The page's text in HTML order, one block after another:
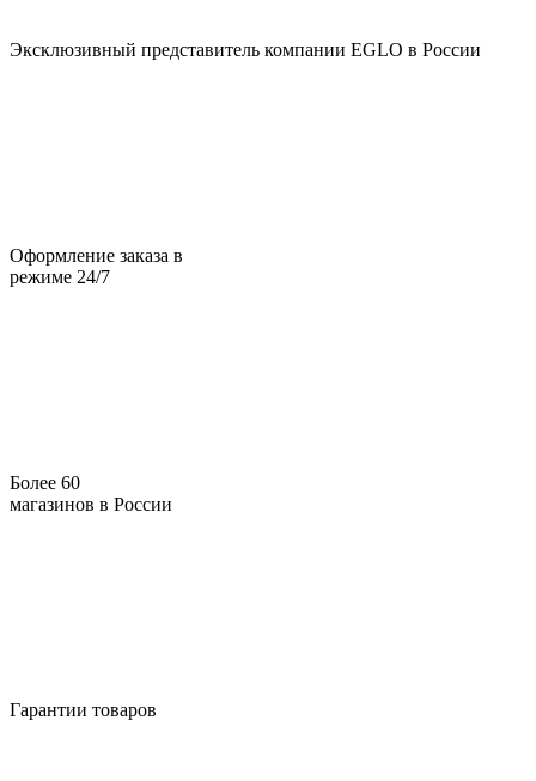
Эксклюзивный представитель компании EGLO в России
Оформление заказа в
режиме 24/7
Более 60
магазинов в России
Гарантии товаров